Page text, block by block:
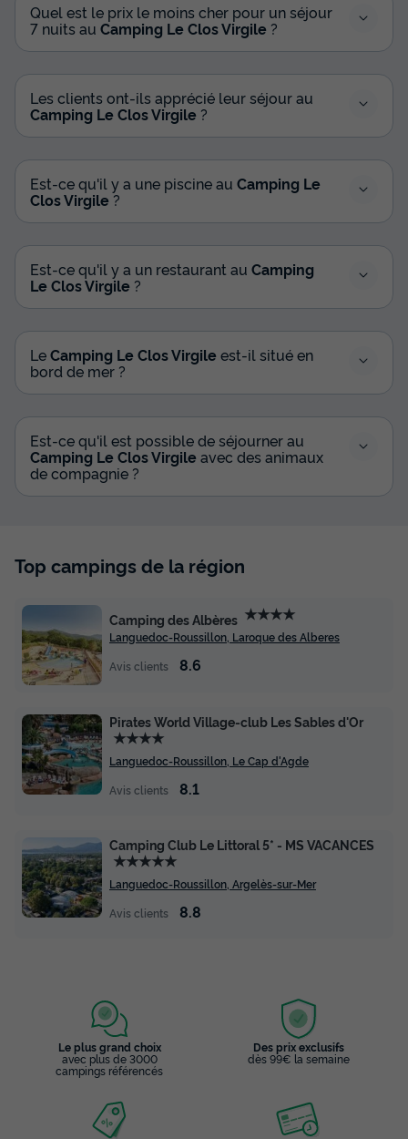
MOBILHOME 7 personnes - Evasion+ 7
28m² 7 2
Voir le plan 2D Climatisation
Animaux autorisés *
Cafetière
Réfrigérateur Salon de jardin
chambres 28m²
du30/08/2026 au 06/09/2026
Meilleur prix pour 7 nuits
Modifier les dates
327,60 € d'économie
MOBILHOME 8 personnes - Mobil-home
Loisir+ 6 personnes 3 chambres 30m²
Surface
30m²
Adultes
Climatisation Animaux autorisés *
Cafetière
Réfrigérateur
du30/08/2026au06/09/2026
Meilleur prix pour 7 nuits
Modifier les dates
Quel est le prix le moins cher pour un séjour
7 nuits au Camping Le Clos Virgile ?
Les clients ont-ils apprécié leur séjour au
Camping Le Clos Virgile ?
Est-ce qu'il y a une piscine au Camping Le
Clos Virgile?
Est-ce qu'il y a un restaurant au Camping
Le Clos Virgile ?
LeCamping Le Clos Virgile est-il situé en
bord de mer ?
Est-ce qu'il est possible de séjourner au
Camping Le Clos Virgile avec des animaux
de compagnie ?
Top campings de la région
Camping des Albères ★★★★
Languedoc-Roussillon, Laroque des Alberes
Avis clients
8.6
Pirates World Village-club Les Sables d'Or
★★★★
Languedoc-Roussillon, Le Cap d'Agde
Avis clients
8.1
Camping Club Le Littoral 5* - MS VACANCES
★★★★★
Languedoc-Roussillon, Argelès-sur-Mer
Avis clients
8.8
Le plus grand choix
avec plus de 3000
campings référencés
Des prix exclusifs
dès 99€ la semaine